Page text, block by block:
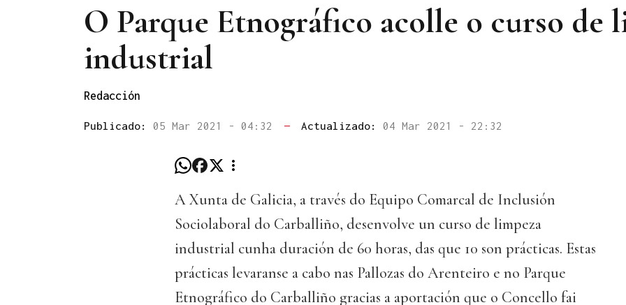
O Parque Etnográfico acolle o curso de
industrial
Redacción
Publicado: 05 Mar 2021 - 04:32 — Actualizado: 04 Mar 2021 - 22:32
A Xunta de Galicia, a través do Equipo Comarcal de Inclusión
Sociolaboral do Carballiño, desenvolve un curso de limpeza
industrial cunha duración de 60 horas, das que 10 son prácticas. Estas
prácticas levaranse a cabo nas Pallozas do Arenteiro e no Parque
Etnográfico do Carballiño gracias a aportación que o Concello fai